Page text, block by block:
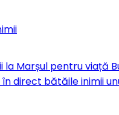
la Marșul pentru viață
direct bătăile inimii